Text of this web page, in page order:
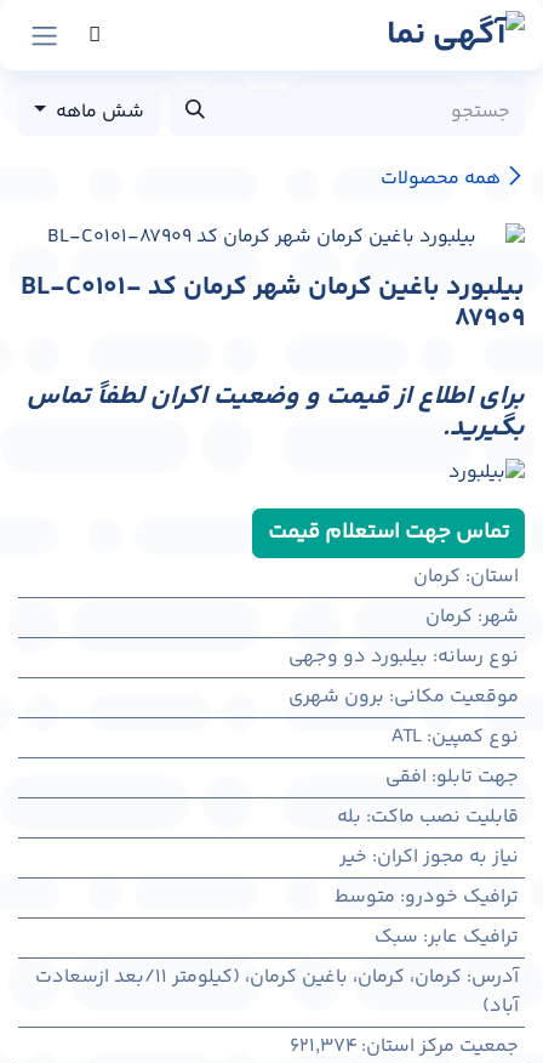
پرش به محتوا
همه محصولات
شش ماهه
بیلبورد باغین کرمان شهر کرمان کد BL-C0101-
87909
برای اطلاع از قیمت و وضعیت اکران لطفاً تماس
بگیرید.
تماس جهت استعلام قیمت
استان: کرمان
شهر: كرمان
نوع رسانه: بیلبورد دو وجهی
موقعیت مکانی: برون شهری
نوع کمپین:
ATL
جهت تابلو: افقی
قابلیت نصب ماکت: بله
نیاز به مجوز اکران: خیر
ترافیک خودرو: متوسط
ترافیک عابر: سبک
آدرس:
کرمان، كرمان، باغین کرمان، (کیلومتر 11/بعد ازسعادت
آباد)
جمعیت مرکز استان:
621,374